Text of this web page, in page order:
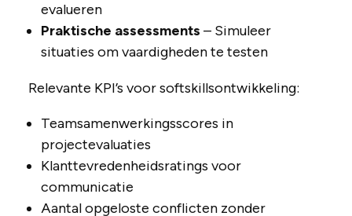
evalueren
Praktische assessments – Simuleer
situaties om vaardigheden te testen
Relevante KPI’s voor softskillsontwikkeling:
Teamsamenwerkingsscores in
projectevaluaties
Klanttevredenheidsratings voor
communicatie
Aantal opgeloste conflicten zonder